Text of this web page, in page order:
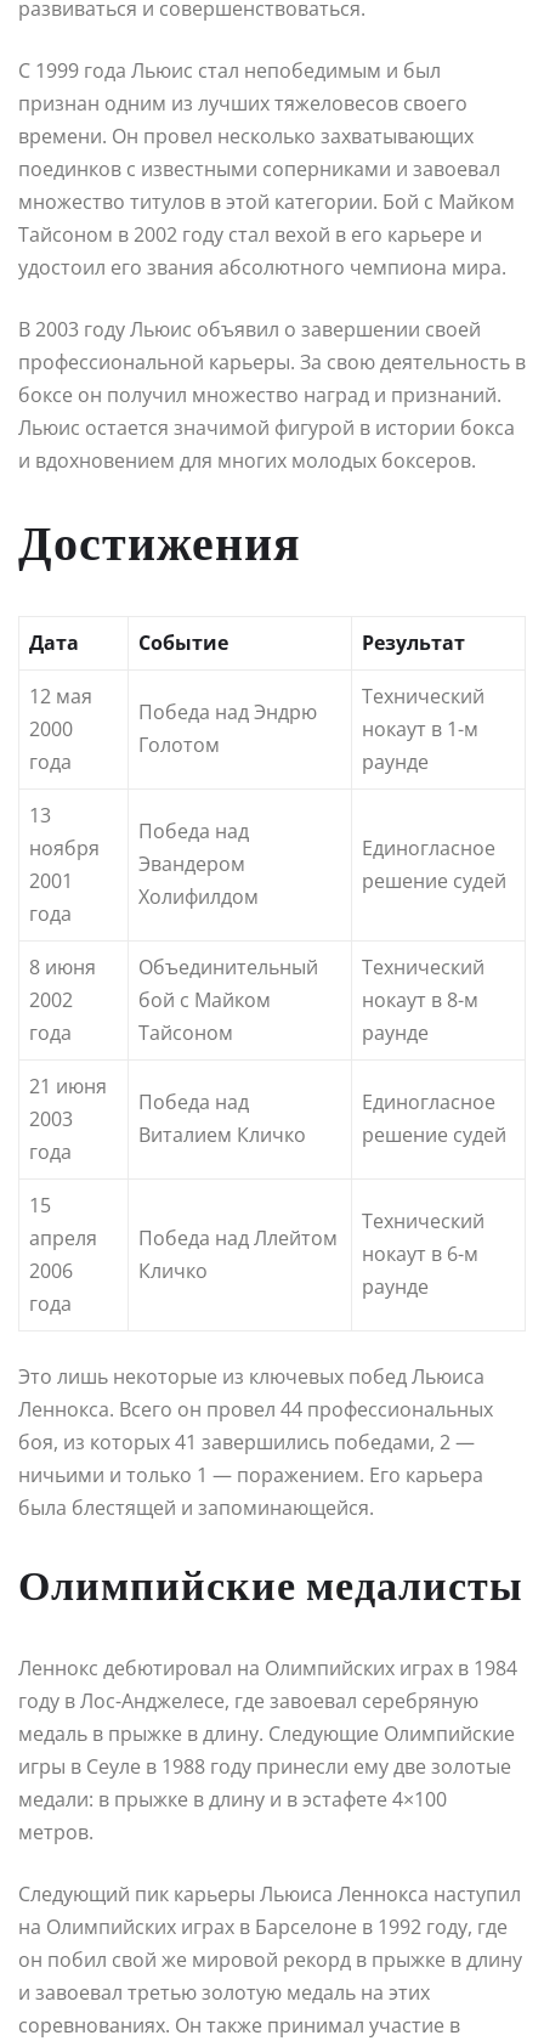
развиваться и совершенствоваться.
С 1999 года Льюис стал непобедимым и был
признан одним из лучших тяжеловесов своего
времени. Он провел несколько захватывающих
поединков с известными соперниками и завоевал
множество титулов в этой категории. Бой с Майком
Тайсоном в 2002 году стал вехой в его карьере и
удостоил его звания абсолютного чемпиона мира.
В 2003 году Льюис объявил о завершении своей
профессиональной карьеры. За свою деятельность в
боксе он получил множество наград и признаний.
Льюис остается значимой фигурой в истории бокса
и вдохновением для многих молодых боксеров.
Достижения
Дата Событие
Результат
12 мая
2000
года
Победа над Эндрю
Голотом
Технический
нокаут в 1-м
раунде
13
ноября
2001
года
Победа над
Эвандером
Холифилдом
Единогласное
решение судей
8 июня
2002
года
Объединительный
бой с Майком
Тайсоном
Технический
нокаут в 8-м
раунде
21 июня
2003
года
Победа над
Виталием Кличко
Единогласное
решение судей
15
апреля
2006
года
Победа над Ллейтом
Кличко
Технический
нокаут в 6-м
раунде
Это лишь некоторые из ключевых побед Льюиса
Леннокса. Всего он провел 44 профессиональных
боя, из которых 41 завершились победами, 2 —
ничьими и только 1 — поражением. Его карьера
была блестящей и запоминающейся.
Олимпийские медалисты
Леннокс дебютировал на Олимпийских играх в 1984
году в Лос-Анджелесе, где завоевал серебряную
медаль в прыжке в длину. Следующие Олимпийские
игры в Сеуле в 1988 году принесли ему две золотые
медали: в прыжке в длину и в эстафете 4×100
метров.
Следующий пик карьеры Льюиса Леннокса наступил
на Олимпийских играх в Барселоне в 1992 году, где
он побил свой же мировой рекорд в прыжке в длину
и завоевал третью золотую медаль на этих
соревнованиях. Он также принимал участие в